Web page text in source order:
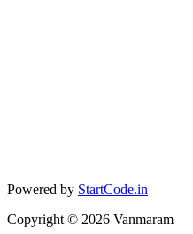
Powered by StartCode.in
Copyright © 2026 Vanmaram